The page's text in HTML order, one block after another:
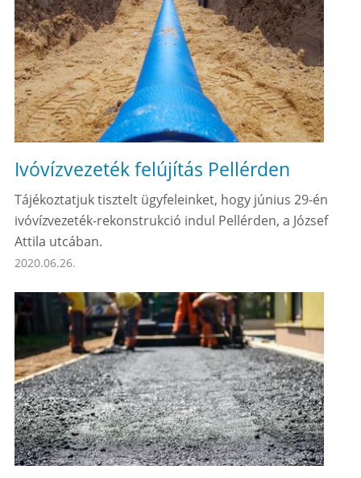
Ivóvízvezeték felújítás Pellérden
Tájékoztatjuk tisztelt ügyfeleinket, hogy június 29-én
ivóvízvezeték-rekonstrukció indul Pellérden, a József
Attila utcában.
2020.06.26.